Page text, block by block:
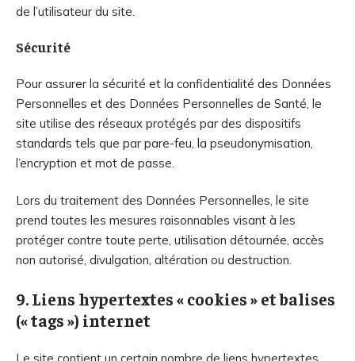
de l’utilisateur du site.
Sécurité
Pour assurer la sécurité et la confidentialité des Données
Personnelles et des Données Personnelles de Santé, le
site utilise des réseaux protégés par des dispositifs
standards tels que par pare-feu, la pseudonymisation,
l’encryption et mot de passe.
Lors du traitement des Données Personnelles, le site
prend toutes les mesures raisonnables visant à les
protéger contre toute perte, utilisation détournée, accès
non autorisé, divulgation, altération ou destruction.
9. Liens hypertextes « cookies » et balises
(« tags ») internet